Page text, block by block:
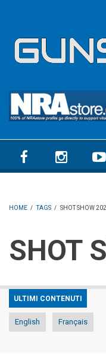
HOME / TAGS / SHOT SHOW
ULTIMI CONTENUTI
English Français